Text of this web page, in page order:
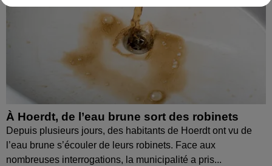
À Hoerdt, de l’eau brune sort des robinets
Depuis plusieurs jours, des habitants de Hoerdt ont vu de
l’eau brune s’écouler de leurs robinets. Face aux
nombreuses interrogations, la municipalité a pris...